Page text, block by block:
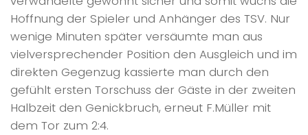
Hoffnung der Spieler und Anhänger des TSV. Nur
wenige Minuten später versäumte man aus
vielversprechender Position den Ausgleich und im
direkten Gegenzug kassierte man durch den
gefühlt ersten Torschuss der Gäste in der zweiten
Halbzeit den Genickbruch, erneut F.Müller mit
dem Tor zum 2:4.